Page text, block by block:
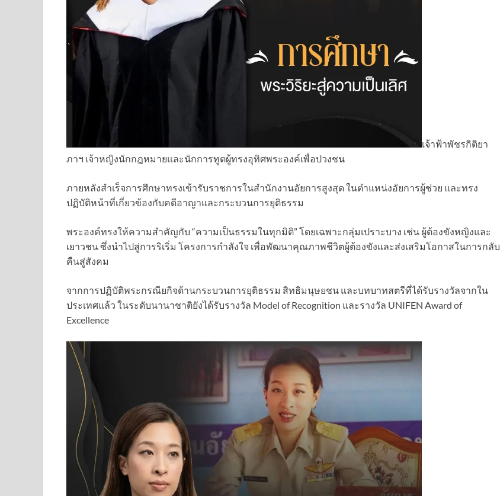
เจ้าฟ้าพัชรกิติยา
ภาฯ เจ้าหญิงนักกฎหมายและนักการทูตผู้ทรงอุทิศพระองค์เพื่อปวงชน
ภายหลังสำเร็จการศึกษาทรงเข้ารับราชการในสำนักงานอัยการสูงสุด ในตำแหน่งอัยการผู้ช่วย และทรง
ปฏิบัติหน้าที่เกี่ยวข้องกับคดีอาญาและกระบวนการยุติธรรม
พระองค์ทรงให้ความสำคัญกับ “ความเป็นธรรมในทุกมิติ” โดยเฉพาะกลุ่มเปราะบาง เช่น ผู้ต้องขังหญิงและ
เยาวชน ซึ่งนำไปสู่การริเริ่ม โครงการกำลังใจ เพื่อพัฒนาคุณภาพชีวิตผู้ต้องขังและส่งเสริมโอกาสในการกลับ
คืนสู่สังคม
จากการปฏิบัติพระกรณียกิจด้านกระบวนการยุติธรรม สิทธิมนุษยชน และบทบาทสตรีที่ได้รับรางวัลจากใน
ประเทศแล้ว ในระดับนานาชาติยังได้รับรางวัล Model of Recognition และรางวัล UNIFEN Award of
Excellence